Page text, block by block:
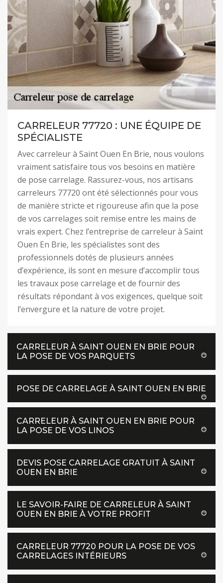
CARRELEUR 77720 : UNE ÉQUIPE DE
SPÉCIALISTE
Avec carreleur à Saint Ouen En Brie, nous voulons
vraiment satisfaire tous vos besoins en matière
de pose carrelage. Rassurez-vous, nos artisans
carreleurs 77720 ont été sélectionnés pour vous
de manière stricte et rigoureuse afin que la pose
de vos carrelages soit remise entre les mains de
vrais expert. Chez l’entreprise de carreleur à Saint
Ouen En Brie, les spécialistes sont des
professionnels dotés de plusieurs années
d’expérience, ils sont en mesure d’accomplir tous
les travaux pose carrelage et de fournir des
résultats répondant à vos exigences, quelque soit
l’envergure et la nature de votre projet.
CARRELEUR À SAINT OUEN EN BRIE POUR
LA POSE DE VOS PARQUETS
POSE DE CARRELAGE À SAINT OUEN EN BRIE
CARRELEUR À SAINT OUEN EN BRIE POUR
LA POSE DE VOS LINOS
DEVIS POSE CARRELAGE GRATUIT À SAINT
OUEN EN BRIE
LE SAVOIR-FAIRE DE CARRELEUR À SAINT
OUEN EN BRIE À VOTRE PROFIT
CARRELEUR 77720 POUR LA POSE DE VOS
CARRELAGES INTÉRIEURS